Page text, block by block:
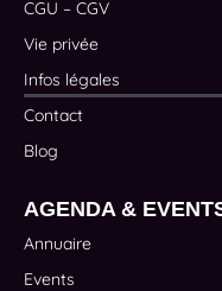
CGU – CGV
Vie privée
Infos légales
Contact
Blog
AGENDA &
Annuaire
Events